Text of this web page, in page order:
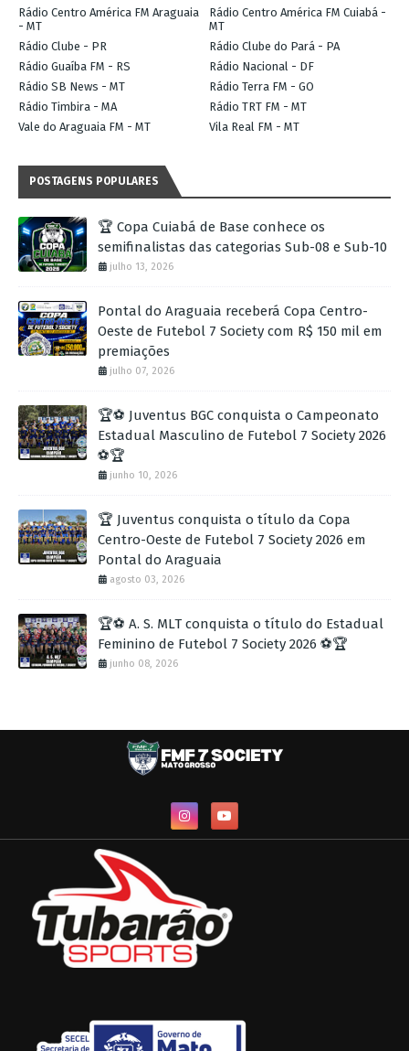
Rádio Centro América FM Araguaia
- MT
Rádio Centro América FM Cuiabá -
MT
Rádio Clube - PR
Rádio Clube do Pará - PA
Rádio Guaíba FM - RS
Rádio Nacional - DF
Rádio SB News - MT
Rádio Terra FM - GO
Rádio Timbira - MA
Rádio TRT FM - MT
Vale do Araguaia FM - MT
Vila Real FM - MT
POSTAGENS POPULARES
🏆 Copa Cuiabá de Base conhece os
semifinalistas das categorias Sub-08 e Sub-10
julho 13, 2026
Pontal do Araguaia receberá Copa Centro-
Oeste de Futebol 7 Society com R$ 150 mil em
premiações
julho 07, 2026
🏆⚽ Juventus BGC conquista o Campeonato
Estadual Masculino de Futebol 7 Society 2026
⚽🏆
junho 10, 2026
🏆 Juventus conquista o título da Copa
Centro-Oeste de Futebol 7 Society 2026 em
Pontal do Araguaia
agosto 03, 2026
🏆⚽ A. S. MLT conquista o título do Estadual
Feminino de Futebol 7 Society 2026 ⚽🏆
junho 08, 2026